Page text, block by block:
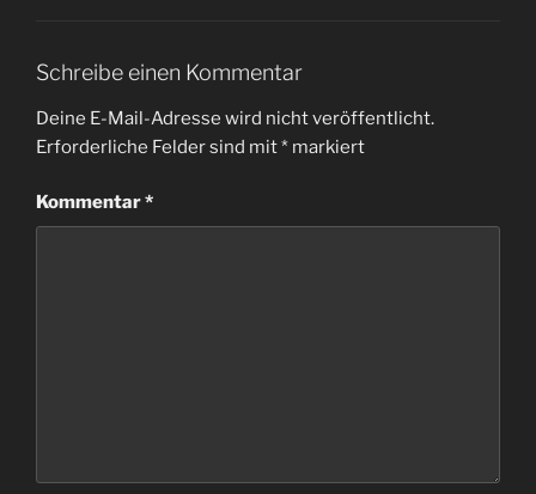
Schreibe einen Kommentar
Deine E-Mail-Adresse wird nicht veröffentlicht.
Erforderliche Felder sind mit* markiert
Kommentar*